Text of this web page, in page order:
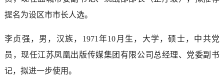
提名为设区市市长人选。
李贞强，男，汉族，1971年10月生，大学，硕士，中共党
员，现任江苏凤凰出版传媒集团有限公司总经理、党委副书
记，拟进一步使用。